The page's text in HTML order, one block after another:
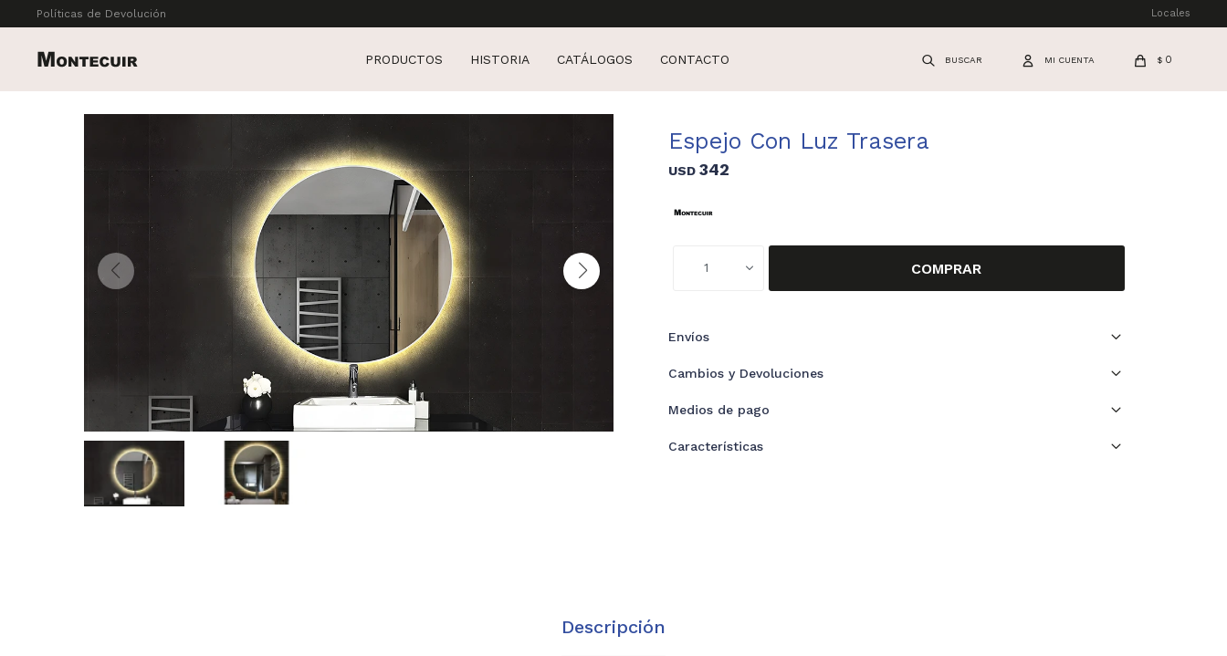
PRODUCTOS HISTORIA CATÁLOGOS CONTACTO $ 0
Políticas de Devolución Locales
Espejo Con Luz Trasera
USD 342
1 COMPRAR
Envíos
Cambios y Devoluciones
Medios de pago
Características
Descripción